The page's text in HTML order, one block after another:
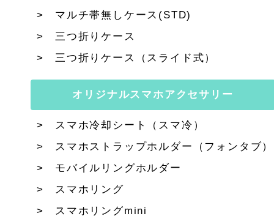
マルチ帯無しケース(STD)
三つ折りケース
三つ折りケース（スライド式）
オリジナルスマホアクセサリー
スマホ冷却シート（スマ冷）
スマホストラップホルダー（フォンタブ）
モバイルリングホルダー
スマホリング
スマホリングmini